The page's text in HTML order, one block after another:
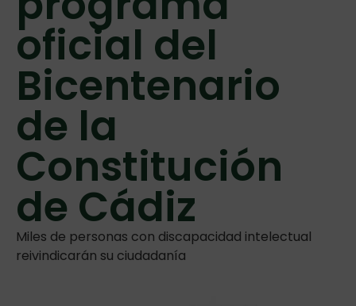
oficial del
Bicentenario
de la
Constitución
de Cádiz
Miles de personas con discapacidad intelectual
reivindicarán su ciudadanía